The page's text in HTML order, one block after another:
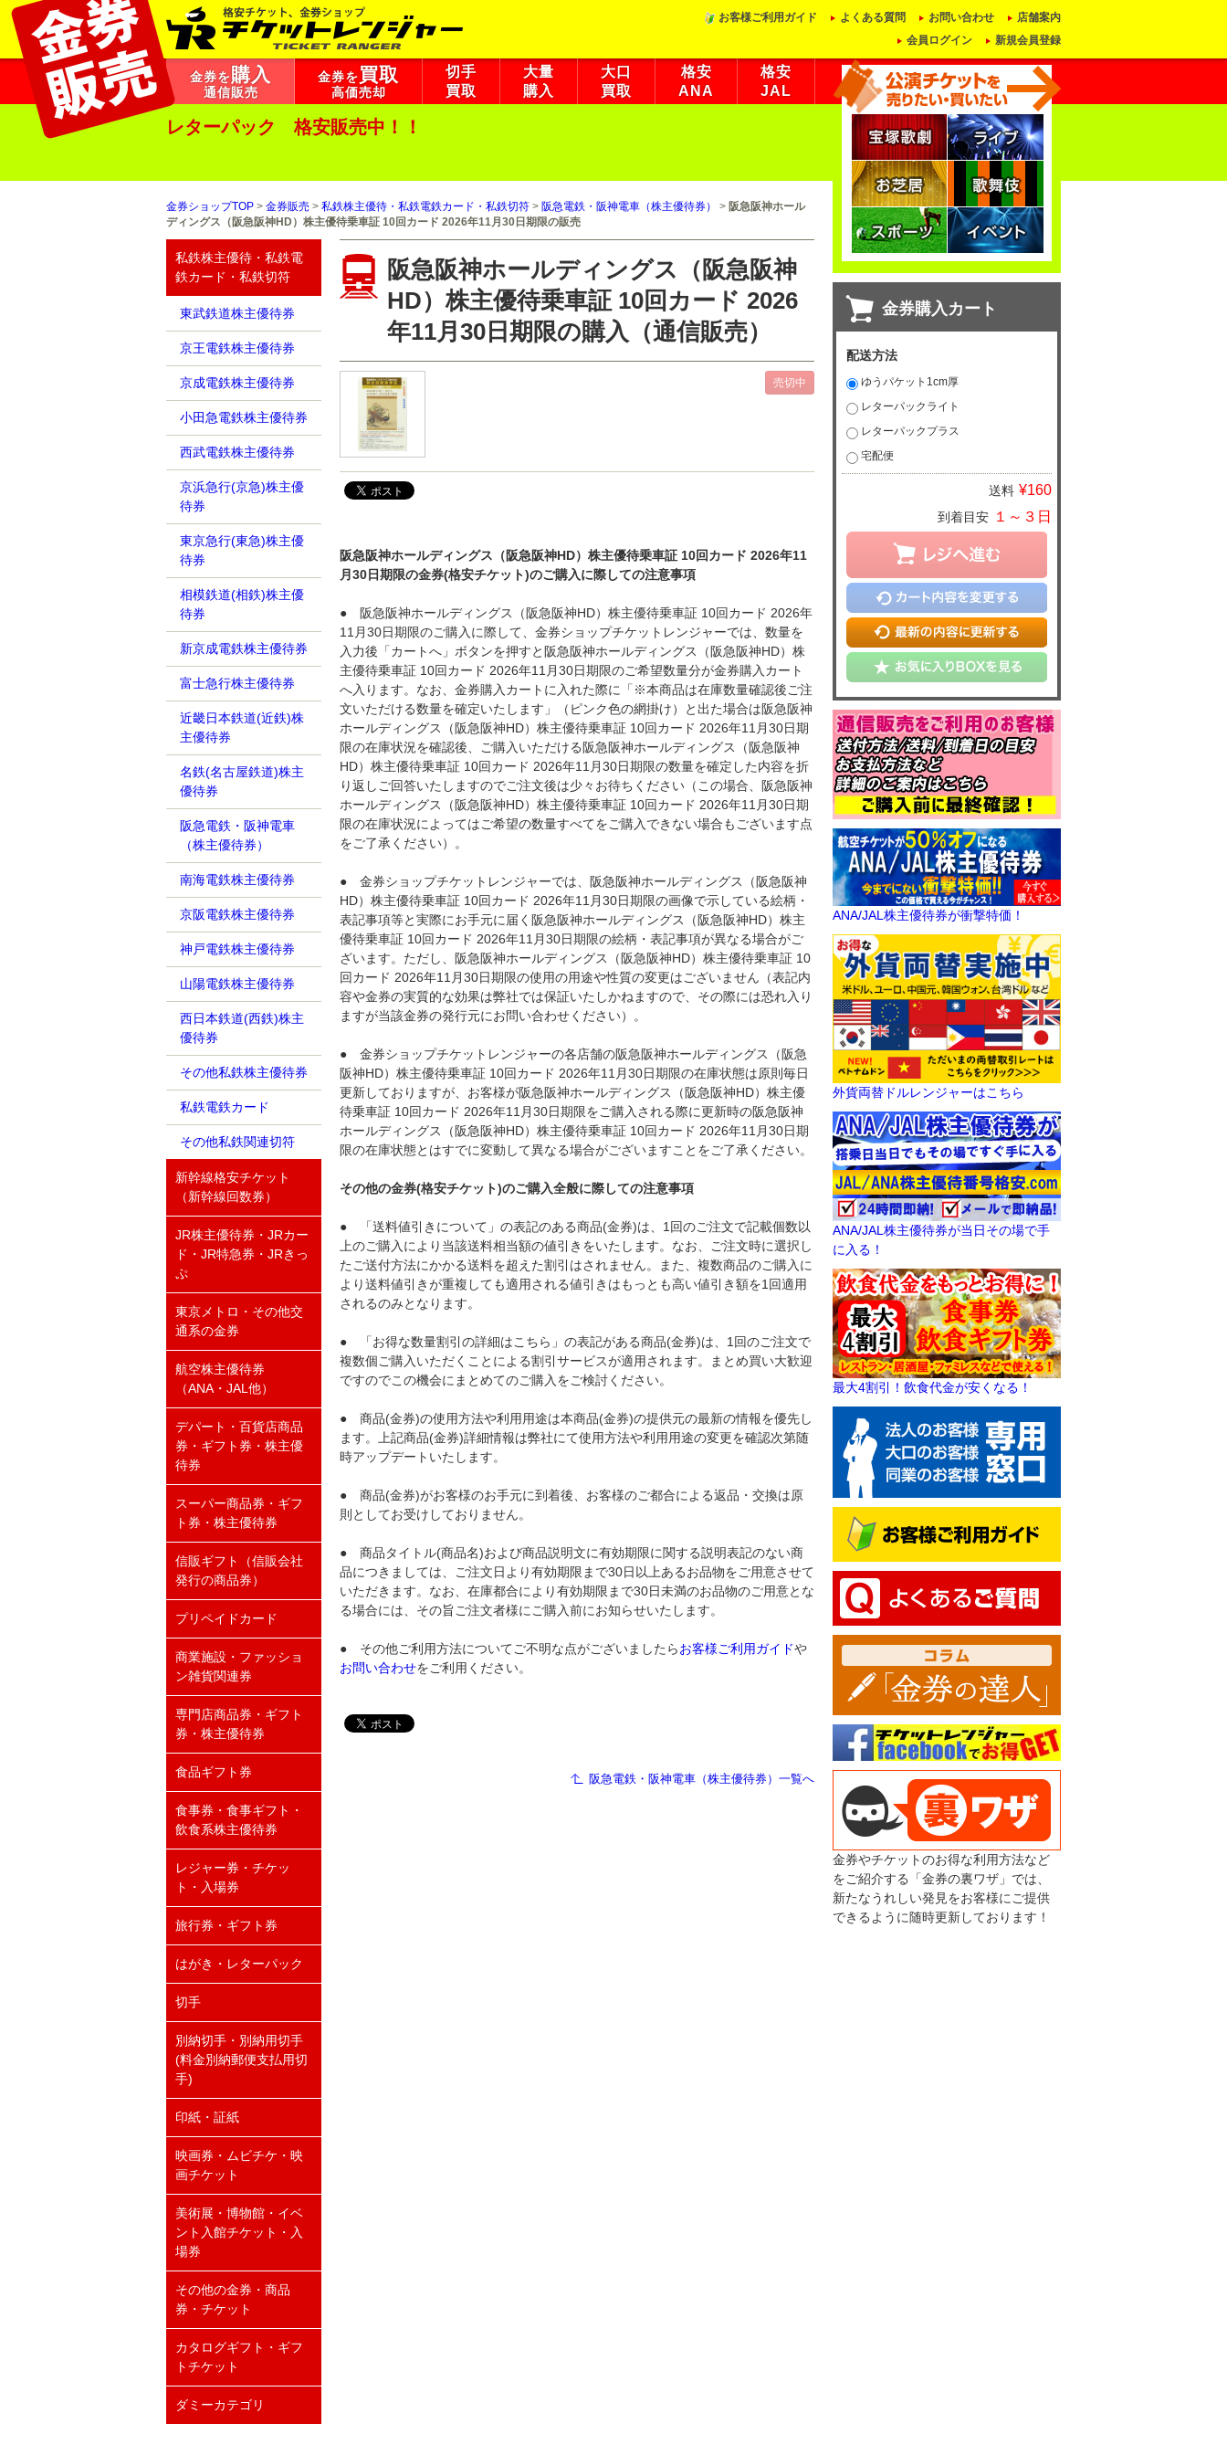
お客様ご利用ガイド よくある質問 お問い合わせ
店舗案内
会員ログイン
新規会員登録
金券を購入
通信販売
金券を買取
高価売却
切手
買取
大量
購入
大口
買取
格安
ANA
格安
JAL
レターパック 格安販売中！！
金券ショップTOP > 金券販売 > 私鉄株主優待・私鉄電鉄カード・私鉄切符 > 阪急電鉄・阪神電車（株主優待券） > 阪急阪神ホール
ディングス（阪急阪神HD）株主優待乗車証 10回カード 2026年11月30日期限の販売
阪急阪神ホールディングス（阪急阪神
HD）株主優待乗車証 10回カード 2026
年11月30日期限の購入（通信販売）
阪急阪神ホールディングス（阪急阪神HD）株主優待乗車証 10回カード 2026年11
月30日期限の金券(格安チケット)のご購入に際しての注意事項
● 阪急阪神ホールディングス（阪急阪神HD）株主優待乗車証 10回カード 2026年
11月30日期限のご購入に際して、金券ショップチケットレンジャーでは、数量を
入力後「カートへ」ボタンを押すと阪急阪神ホールディングス（阪急阪神HD）株
主優待乗車証 10回カード 2026年11月30日期限のご希望数量分が金券購入カート
へ入ります。なお、金券購入カートに入れた際に「※本商品は在庫数量確認後ご注
文いただける数量を確定いたします」（ピンク色の網掛け）と出た場合は阪急阪神
ホールディングス（阪急阪神HD）株主優待乗車証 10回カード 2026年11月30日期
限の在庫状況を確認後、ご購入いただける阪急阪神ホールディングス（阪急阪神
HD）株主優待乗車証 10回カード 2026年11月30日期限の数量を確定した内容を折
り返しご回答いたしますのでご注文後は少々お待ちください（この場合、阪急阪神
ホールディングス（阪急阪神HD）株主優待乗車証 10回カード 2026年11月30日期
限の在庫状況によってはご希望の数量すべてをご購入できない場合もございます点
をご了承ください）。
● 金券ショップチケットレンジャーでは、阪急阪神ホールディングス（阪急阪神
HD）株主優待乗車証 10回カード 2026年11月30日期限の画像で示している絵柄・
表記事項等と実際にお手元に届く阪急阪神ホールディングス（阪急阪神HD）株主
優待乗車証 10回カード 2026年11月30日期限の絵柄・表記事項が異なる場合がご
ざいます。ただし、阪急阪神ホールディングス（阪急阪神HD）株主優待乗車証 10
回カード 2026年11月30日期限の使用の用途や性質の変更はございません（表記内
容や金券の実質的な効果は弊社では保証いたしかねますので、その際には恐れ入り
ますが当該金券の発行元にお問い合わせください）。
● 金券ショップチケットレンジャーの各店舗の阪急阪神ホールディングス（阪急
阪神HD）株主優待乗車証 10回カード 2026年11月30日期限の在庫状態は原則毎日
更新しておりますが、お客様が阪急阪神ホールディングス（阪急阪神HD）株主優
待乗車証 10回カード 2026年11月30日期限をご購入される際に更新時の阪急阪神
ホールディングス（阪急阪神HD）株主優待乗車証 10回カード 2026年11月30日期
限の在庫状態とはすでに変動して異なる場合がございますことをご了承ください。
その他の金券(格安チケット)のご購入全般に際しての注意事項
● 「送料値引きについて」の表記のある商品(金券)は、1回のご注文で記載個数以
上のご購入により当該送料相当額の値引きをいたします。なお、ご注文時に選択し
たご送付方法にかかる送料を超えた割引はされません。また、複数商品のご購入に
より送料値引きが重複しても適用される値引きはもっとも高い値引き額を1回適用
されるのみとなります。
● 「お得な数量割引の詳細はこちら」の表記がある商品(金券)は、1回のご注文で
複数個ご購入いただくことによる割引サービスが適用されます。まとめ買い大歓迎
ですのでこの機会にまとめてのご購入をご検討ください。
● 商品(金券)の使用方法や利用用途は本商品(金券)の提供元の最新の情報を優先し
ます。上記商品(金券)詳細情報は弊社にて使用方法や利用用途の変更を確認次第随
時アップデートいたします。
● 商品(金券)がお客様のお手元に到着後、お客様のご都合による返品・交換は原
則としてお受けしておりません。
● 商品タイトル(商品名)および商品説明文に有効期限に関する説明表記のない商
品につきましては、ご注文日より有効期限まで30日以上あるお品物をご用意させて
いただきます。なお、在庫都合により有効期限まで30日未満のお品物のご用意とな
る場合には、その旨ご注文者様にご購入前にお知らせいたします。
● その他ご利用方法についてご不明な点がございましたらお客様ご利用ガイドや
お問い合わせをご利用ください。
阪急電鉄・阪神電車（株主優待券）一覧へ
私鉄株主優待・私鉄電
鉄カード・私鉄切符
東武鉄道株主優待券
京王電鉄株主優待券
京成電鉄株主優待券
小田急電鉄株主優待券
西武電鉄株主優待券
京浜急行(京急)株主優
待券
東京急行(東急)株主優
待券
相模鉄道(相鉄)株主優
待券
新京成電鉄株主優待券
富士急行株主優待券
近畿日本鉄道(近鉄)株
主優待券
名鉄(名古屋鉄道)株主
優待券
阪急電鉄・阪神電車
（株主優待券）
南海電鉄株主優待券
京阪電鉄株主優待券
神戸電鉄株主優待券
山陽電鉄株主優待券
西日本鉄道(西鉄)株主
優待券
その他私鉄株主優待券
私鉄電鉄カード
その他私鉄関連切符
新幹線格安チケット
（新幹線回数券）
JR株主優待券・JRカー
ド・JR特急券・JRきっ
ぷ
東京メトロ・その他交
通系の金券
航空株主優待券
（ANA・JAL他）
デパート・百貨店商品
券・ギフト券・株主優
待券
スーパー商品券・ギフ
ト券・株主優待券
信販ギフト（信販会社
発行の商品券）
プリペイドカード
商業施設・ファッショ
ン雑貨関連券
専門店商品券・ギフト
券・株主優待券
食品ギフト券
食事券・食事ギフト・
飲食系株主優待券
レジャー券・チケッ
ト・入場券
旅行券・ギフト券
はがき・レターパック
切手
別納切手・別納用切手
(料金別納郵便支払用切
手)
印紙・証紙
映画券・ムビチケ・映
画チケット
美術展・博物館・イベ
ント入館チケット・入
場券
その他の金券・商品
券・チケット
カタログギフト・ギフ
トチケット
ダミーカテゴリ
金券購入カート
配送方法
ゆうパケット1cm厚
レターパックライト
レターパックプラス
宅配便
送料 ¥160
到着目安 １～３日
ANA/JAL株主優待券が衝撃特価！
外貨両替ドルレンジャーはこちら
ANA/JAL株主優待券が当日その場で手
に入る！
最大4割引！飲食代金が安くなる！
金券やチケットのお得な利用方法など
をご紹介する「金券の裏ワザ」では、
新たなうれしい発見をお客様にご提供
できるように随時更新しております！